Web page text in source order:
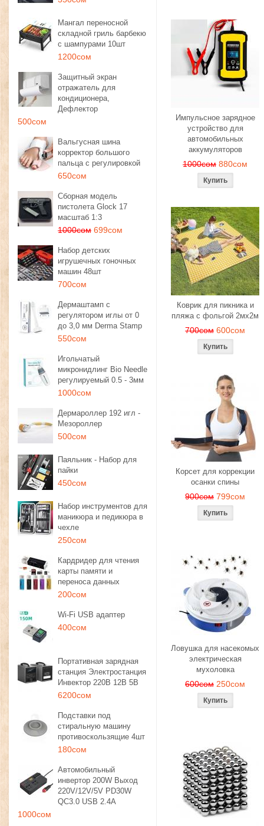
Мангал переносной
складной гриль барбекю
с шампурами 10шт
1200сом
Защитный экран
отражатель для
кондиционера,
Дефлектор
500сом
Вальгусная шина
корректор большого
пальца с регулировкой
650сом
Сборная модель
пистолета Glock 17
масштаб 1:3
1000сом 699сом
Набор детских
игрушечных гоночных
машин 48шт
700сом
Дермаштамп с
регулятором иглы от 0
до 3,0 мм Derma Stamp
550сом
Игольчатый
микронидлинг Bio Needle
регулируемый 0.5 - 3мм
1000сом
Дермароллер 192 игл -
Мезороллер
500сом
Паяльник - Набор для
пайки
450сом
Набор инструментов для
маникюра и педикюра в
чехле
250сом
Кардридер для чтения
карты памяти и
переноса данных
200сом
Wi-Fi USB адаптер
400сом
Портативная зарядная
станция Электростанция
Инвектор 220В 12В 5В
6200сом
Подставки под
стиральную машину
противоскользящие 4шт
180сом
Автомобильный
инвертор 200W Выход
220V/12V/5V PD30W
QC3.0 USB 2.4A
1000сом
Импульсное зарядное
устройство для
автомобильных
аккумуляторов
1000сом 880сом
Коврик для пикника и
пляжа с фольгой 2мх2м
700сом 600сом
Корсет для коррекции
осанки спины
900сом 799сом
Ловушка для насекомых
электрическая
мухоловка
600сом 250сом